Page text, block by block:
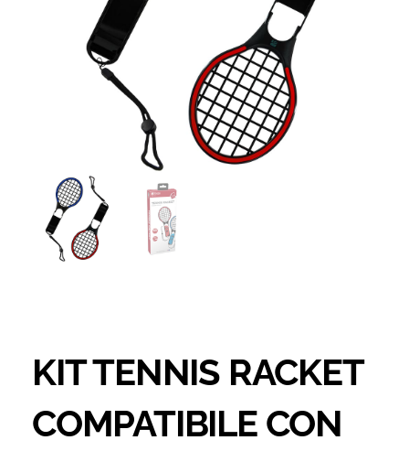
KIT TENNIS RACKET
COMPATIBILE CON